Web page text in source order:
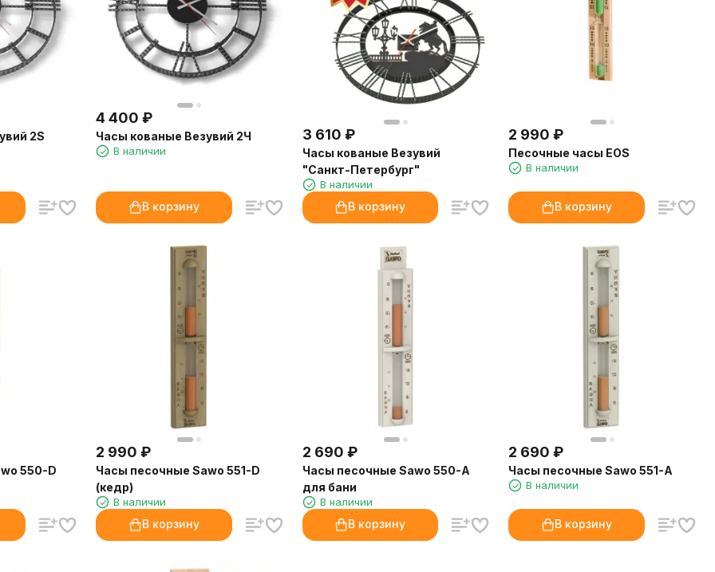
2S
4 400 ₽
Часы кованые Везувий 2Ч
В наличии
В корзину
3 610 ₽
Часы кованые Везувий
"Санкт-Петербург"
В наличии
В корзину
2 990 ₽
Песочные часы EOS
В наличии
В корзину
550-D
2 990 ₽
Часы песочные Sawo 551-D
(кедр)
В наличии
В корзину
2 690 ₽
Часы песочные Sawo 550-A
для бани
В наличии
В корзину
2 690 ₽
Часы песочные Sawo 551-A
В наличии
В корзину